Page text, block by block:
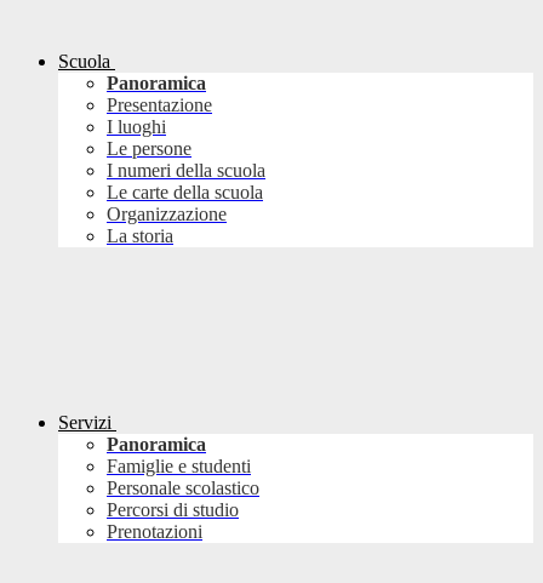
Scuola
Panoramica
Presentazione
I luoghi
Le persone
I numeri della scuola
Le carte della scuola
Organizzazione
La storia
Servizi
Panoramica
Famiglie e studenti
Personale scolastico
Percorsi di studio
Prenotazioni